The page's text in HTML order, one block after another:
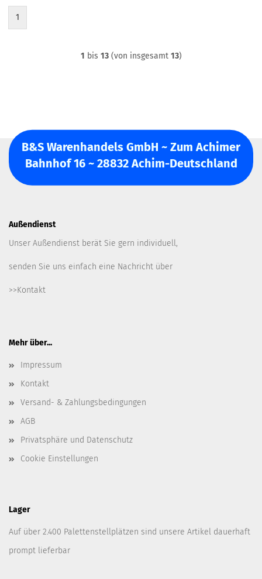
1
1 bis 13(von insgesamt 13)
B&S Warenhandels GmbH ~ Zum Achimer
Bahnhof 16 ~ 28832 Achim-Deutschland
Außendienst
Unser Außendienst berät Sie gern individuell,
senden Sie uns einfach eine Nachricht über
>>Kontakt
Mehr über...
Impressum
Kontakt
Versand- & Zahlungsbedingungen
AGB
Privatsphäre und Datenschutz
Cookie Einstellungen
Lager
Auf über 2.400 Palettenstellplätzen sind unsere Artikel dauerhaft
prompt lieferbar